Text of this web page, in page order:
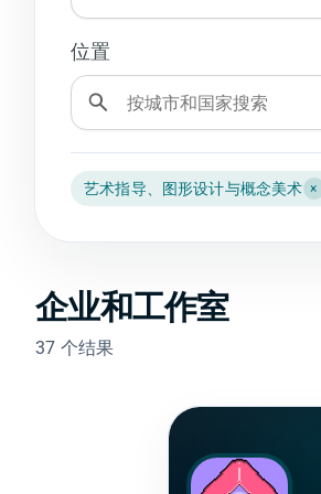
位置
艺术指导、图形设计与概念美术 ×
企业和工作室
37 个结果